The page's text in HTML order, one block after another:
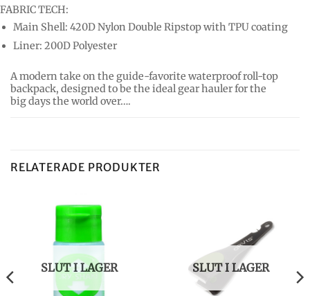
FABRIC TECH:
Main Shell: 420D Nylon Double Ripstop with TPU coating
Liner: 200D Polyester
A modern take on the guide-favorite waterproof roll-top
backpack, designed to be the ideal gear hauler for the
big days the world over….
RELATERADE PRODUKTER
SLUT I LAGER SLUT I LAGER